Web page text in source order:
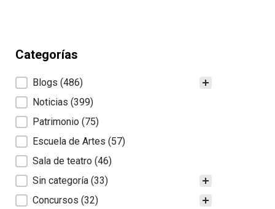
Categorías
Categorías
Blogs (486)
Noticias (399)
Patrimonio (75)
Escuela de Artes (57)
Sala de teatro (46)
Sin categoría (33)
Concursos (32)